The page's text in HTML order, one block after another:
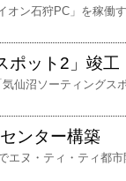
オン石狩PC」を稼働
ポット2」竣工
仙沼ソーティングス
ンター構築
エヌ・ティ・ティ都